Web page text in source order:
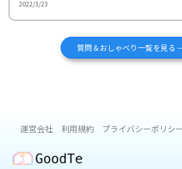
2022/3/23
質問＆おしゃべり一覧を見る
運営会社 利用規約 プライバシーポリシー
GoodTe